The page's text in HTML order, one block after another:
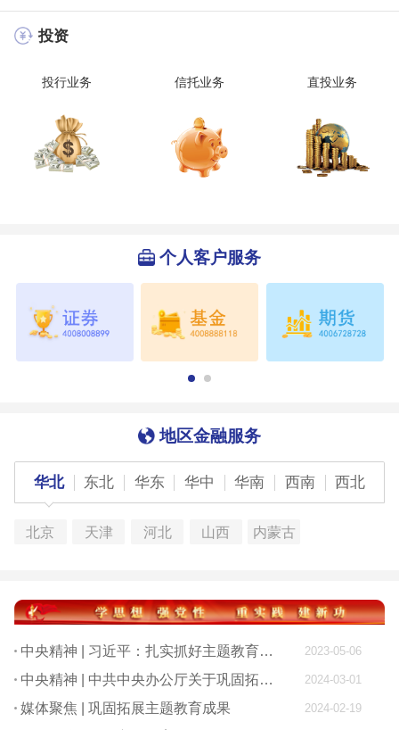
投资
投行业务 信托业务 直投业务
个人客户服务
地区金融服务
华北 东北 华东 华中 华南 西南 西北
北京 天津 河北 山西 内蒙古
中央精神 | 习近平：扎实抓好主题教育 为奋进新征程凝心聚力 2023-05-06
中央精神 | 中共中央办公厅关于巩固拓展学习贯彻习近平新时代中国特色社会主义思想主题教育成果的意见 2024-03-01
媒体聚焦 | 巩固拓展主题教育成果 2024-02-19